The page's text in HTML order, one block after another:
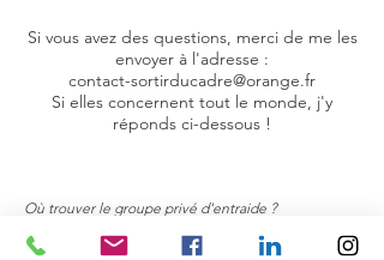
Si vous avez des questions, merci de me les
envoyer à l'adresse :
contact-sortirducadre@orange.fr
Si elles concernent tout le monde, j'y
réponds ci-dessous !
Où trouver le groupe privé d'entraide ?
C'est par ici :